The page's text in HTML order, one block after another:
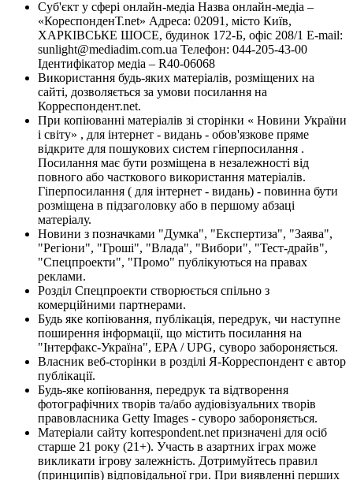
Суб'єкт у сфері онлайн-медіа Назва онлайн-медіа –
«КореспонденТ.net» Адреса: 02091, місто Київ,
ХАРКІВСЬКЕ ШОСЕ, будинок 172-Б, офіс 208/1 E-mail:
sunlight@mediadim.com.ua Телефон: 044-205-43-00
Ідентифікатор медіа – R40-06068
Використання будь-яких матеріалів, розміщених на
сайті, дозволяється за умови посилання на
Корреспондент.net.
При копіюванні матеріалів зі сторінки « Новини України
і світу» , для інтернет - видань - обов'язкове пряме
відкрите для пошукових систем гіперпосилання .
Посилання має бути розміщена в незалежності від
повного або часткового використання матеріалів.
Гіперпосилання ( для інтернет - видань) - повинна бути
розміщена в підзаголовку або в першому абзаці
матеріалу.
Новини з позначками "Думка", "Експертиза", "Заява",
"Регіони", "Гроші", "Влада", "Вибори", "Тест-драйв",
"Спецпроекти", "Промо" публікуються на правах
реклами.
Розділ Спецпроекти створюється спільно з
комерційними партнерами.
Будь яке копіювання, публікація, передрук, чи наступне
поширення інформації, що містить посилання на
"Інтерфакс-Україна", EPA / UPG, суворо забороняється.
Власник веб-сторінки в розділі Я-Корреспондент є автор
публікації.
Будь-яке копіювання, передрук та відтворення
фотографічних творів та/або аудіовізуальних творів
правовласника Getty Images - суворо забороняється.
Матеріали сайту korrespondent.net призначені для осіб
старше 21 року (21+). Участь в азартних іграх може
викликати ігрову залежність. Дотримуйтесь правил
(принципів) відповідальної гри. При виявленні перших